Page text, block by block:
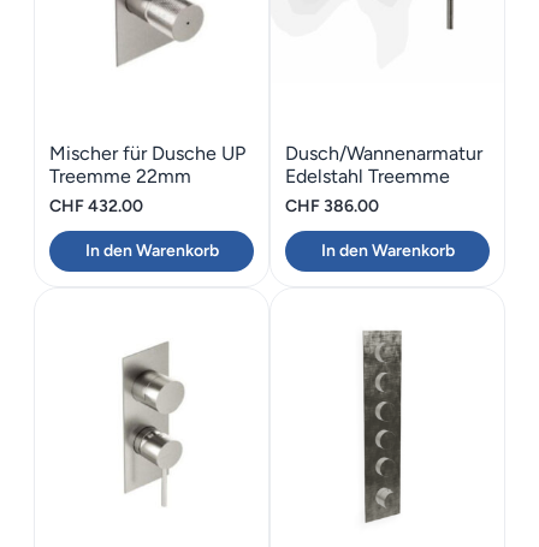
Mischer für Dusche UP
Treemme 22mm
Edelstahl
CHF432.00
In den Warenkorb
Dusch/Wannenarmatur
Edelstahl Treemme
40mm
CHF386.00
In den Warenkorb